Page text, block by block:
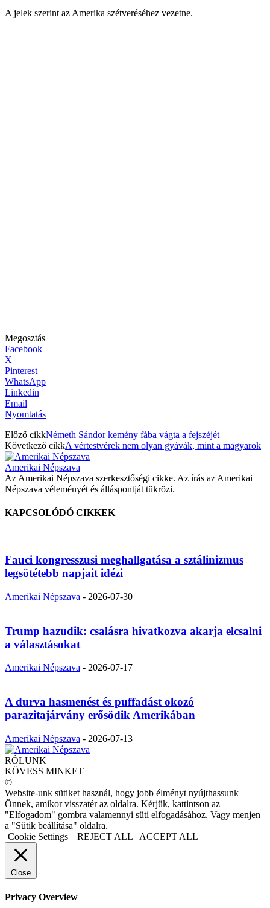
A jelek szerint az Amerika szétveréséhez vezetne.
Megosztás
Facebook
X
Pinterest
WhatsApp
Linkedin
Email
Nyomtatás
Előző cikkNémeth Sándor kemény fába vágta a fejszéjét
Következő cikkA vértestvérek nem olyan gyávák, mint a magyarok
Amerikai Népszava
Az Amerikai Népszava szerkesztőségi cikke. Az írás az Amerikai
Népszava véleményét és álláspontját tükrözi.
KAPCSOLÓDÓ CIKKEK
Fauci kongresszusi meghallgatása a sztálinizmus
legsötétebb napjait idézi
Amerikai Népszava - 2026-07-30
Trump hazudik: csalásra hivatkozva akarja elcsalni
a választásokat
Amerikai Népszava - 2026-07-17
A durva hasmenést és puffadást okozó
parazitajárvány erősödik Amerikában
Amerikai Népszava - 2026-07-13
RÓLUNK
KÖVESS MINKET
©
Website-unk sütiket használ, hogy jobb élményt nyújthassunk
Önnek, amikor visszatér az oldalra. Kérjük, kattintson az
"Elfogadom" gombra valamennyi süti elfogadásához. Vagy menjen
a "Sütik beállítása" oldalra.
Cookie Settings
REJECT ALL ACCEPT ALL
Close
Privacy Overview